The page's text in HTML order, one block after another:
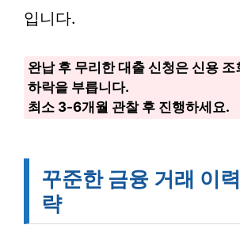
입니다.
완납 후 무리한 대출 신청은 신용
하락을 부릅니다.
최소 3-6개월 관찰 후 진행하세요.
꾸준한 금융 거래 이
략